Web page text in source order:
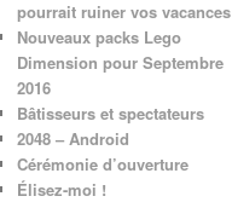
pourrait ruiner vos vacances
Nouveaux packs Lego
Dimension pour Septembre
2016
Bâtisseurs et spectateurs
2048 – Android
Cérémonie d’ouverture
Élisez-moi !